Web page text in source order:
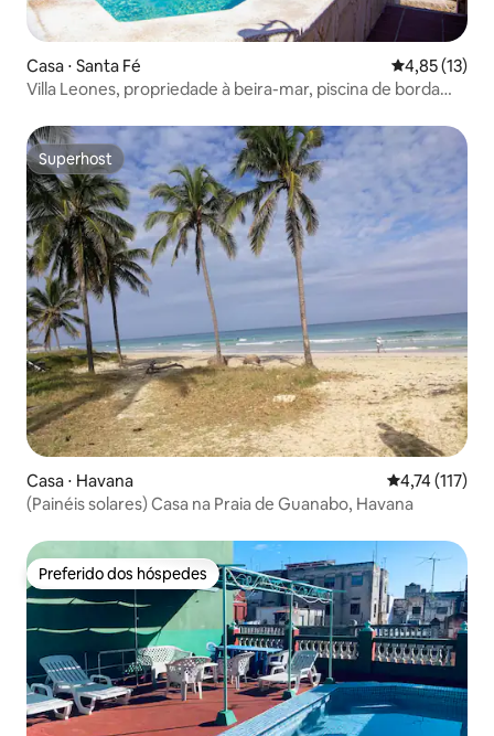
Casa ⋅ Santa Fé 4,85 de uma
4,85 (13)
Villa Leones, propriedade à beira-mar, piscina de borda
Superhost
Superhost
Casa ⋅ Havana 4,74 de uma
4,74 (117)
(Painéis solares) Casa na Praia de Guanabo, Havana
Preferido dos hóspedes
Preferido dos hóspedes